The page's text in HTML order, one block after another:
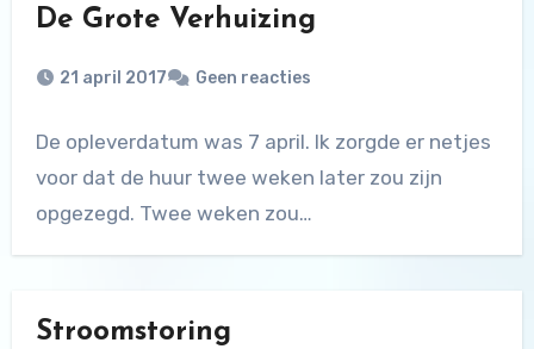
De Grote Verhuizing
21 april 2017 Geen reacties
De opleverdatum was 7 april. Ik zorgde er netjes
voor dat de huur twee weken later zou zijn
opgezegd. Twee weken zou…
Stroomstoring